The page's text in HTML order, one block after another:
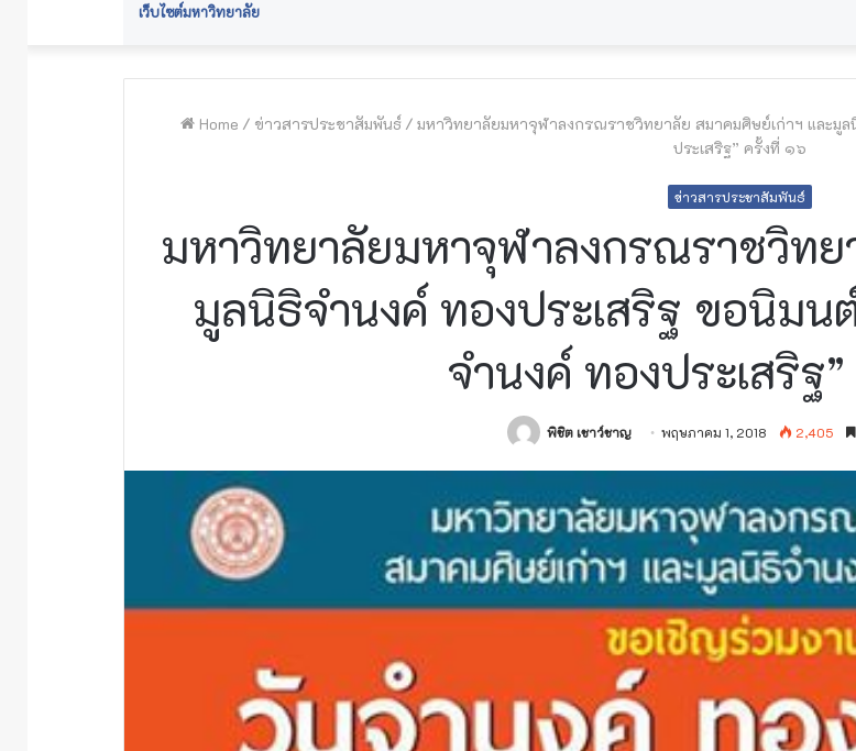
เว็บไซต์มหาวิทยาลัย
Home / ข่าวสารประชาสัมพันธ์ / มหาวิทยาลัยมหาจุฬาลงกรณราชวิทยาลัย สมาคมศิษย์เก่าฯ และมู
ประเสริฐ” ครั้งที่ ๑๖
ข่าวสารประชาสัมพันธ์
มหาวิทยาลัยมหาจุฬาลงกรณราชวิทย
มูลนิธิจำนงค์ ทองประเสริฐ ขอนิมน
จำนงค์ ทองประเสริฐ
พิชิต เชาว์ชาญ พฤษภาคม 1, 2018 2,405